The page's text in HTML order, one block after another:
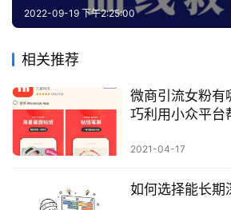
2022-09-19 下午2:25:00
相关推荐
微商引流女粉有
巧利用小众平台
2021-04-17
如何选择能长期